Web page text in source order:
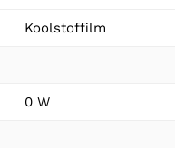
Koolstoffilm
0 W